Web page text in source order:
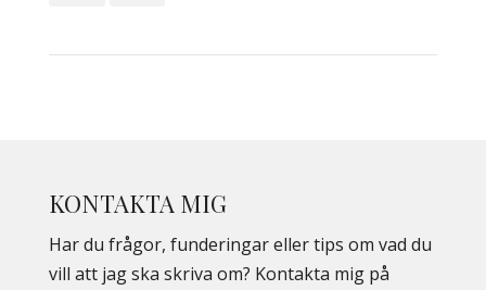
KONTAKTA MIG
Har du frågor, funderingar eller tips om vad du
vill att jag ska skriva om? Kontakta mig på